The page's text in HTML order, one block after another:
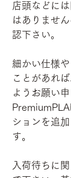
店頭などに
はありませ
認下さい。
細かい仕様
ことがあれ
ようお願い申
ションを追
す。
入荷待ちに